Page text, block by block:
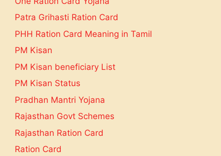
Patra Grihasti Ration Card
PHH Ration Card Meaning in Tamil
PM Kisan
PM Kisan beneficiary List
PM Kisan Status
Pradhan Mantri Yojana
Rajasthan Govt Schemes
Rajasthan Ration Card
Ration Card